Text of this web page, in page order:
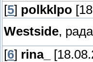
[5] polkklpo
Westside,
[6] rina_